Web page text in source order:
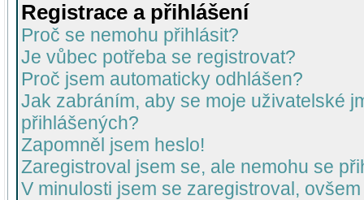
Registrace a přihlášení
Proč se nemohu přihlásit?
Je vůbec potřeba se registrovat?
Proč jsem automaticky odhlášen?
Jak zabráním, aby se moje uživatelské
přihlášených?
Zapomněl jsem heslo!
Zaregistroval jsem se, ale nemohu se
V minulosti jsem se zaregistroval,